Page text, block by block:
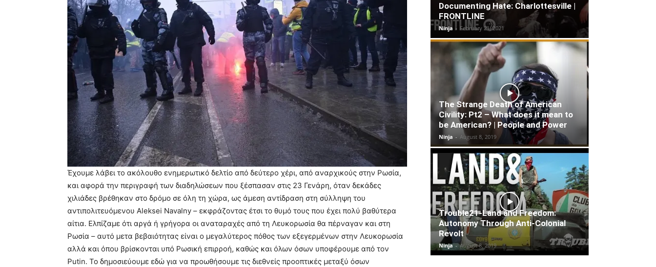
Έχουμε λάβει το ακόλουθο ενημερωτικό δελτίο από δεύτερο χέρι, από αναρχικούς στην Ρωσία,
και αφορά την περιγραφή των διαδηλώσεων που ξέσπασαν στις 23 Γενάρη, όταν δεκάδες
χιλιάδες βρέθηκαν στο δρόμο σε όλη τη χώρα, ως άμεση αντίδραση στη σύλληψη του
αντιπολιτευόμενου Aleksei Navalny – εκφράζοντας έτσι το θυμό τους που έχει πολύ βαθύτερα
αίτια. Ελπίζαμε ότι αργά ή γρήγορα οι αναταραχές από τη Λευκορωσία θα πέρναγαν και στη
Ρωσία – αυτό μετα βεβαιότητας είναι ο μεγαλύτερος πόθος των εξεγερμένων στην Λευκορωσία
αλλά και όπου βρίσκονται υπό Ρωσική επιρροή, καθώς και όλων όσων υποφέρουμε από τον
Putin. Το δημοσιεύουμε εδώ για να προωθήσουμε τις διεθνείς προοπτικές μεταξύ όσων
Documenting Hate: Charlottesville |
FRONTLINE
Ninja - February 21, 2021
The Strange Death of American
Civility: Pt2 – What does it mean to
be American? | People and Power
Ninja - August 8, 2019
Trouble21-Land and Freedom:
Autonomy Through Anti-Colonial
Revolt
Ninja - August 8, 2019